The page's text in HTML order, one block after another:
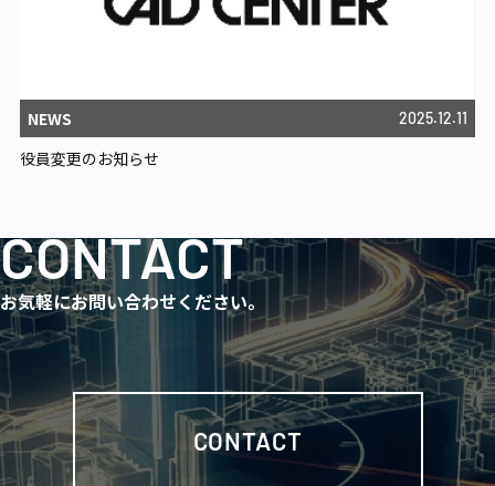
NEWS 2025.12.11
役員変更のお知らせ
CONTACT
お気軽にお問い合わせください。
CONTACT